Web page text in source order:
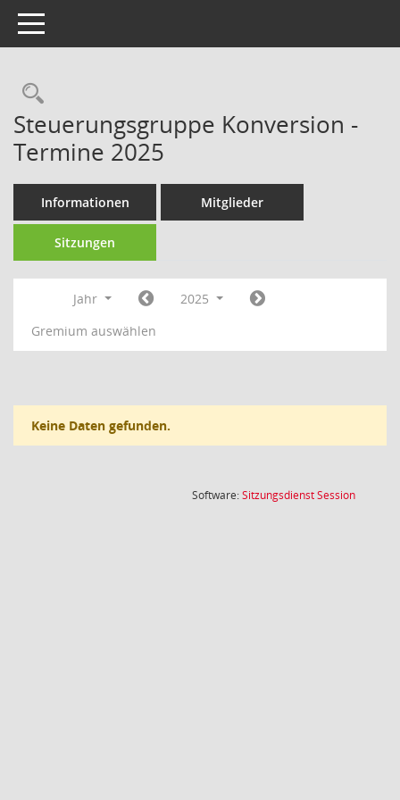
Toggle navigation
Rechercheauswahl
Steuerungsgruppe Konversion -
Termine 2025
Informationen Mitglieder
Sitzungen
Jahr
2025
Gremium auswählen
Keine Daten gefunden.
Software:SitzungsdienstSession(Wird in